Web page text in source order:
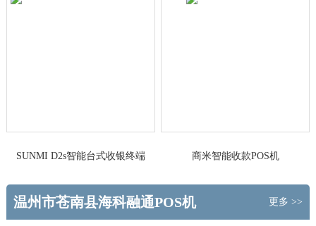
SUNMI D2s智能台式收银终端 商米智能收款POS机
温州市苍南县海科融通POS机 更多 >>